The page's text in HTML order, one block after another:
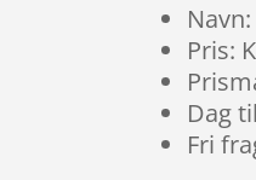
Pris:
Dag
Fri